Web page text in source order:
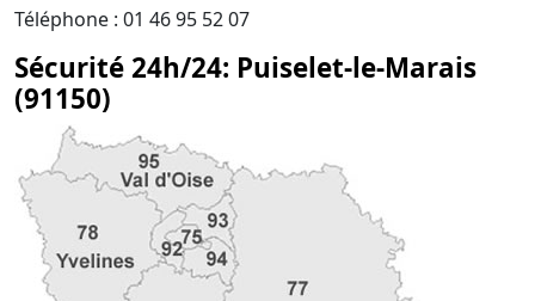
Téléphone : 01 46 95 52 07
Sécurité 24h/24: Puiselet-le-Marais
(91150)